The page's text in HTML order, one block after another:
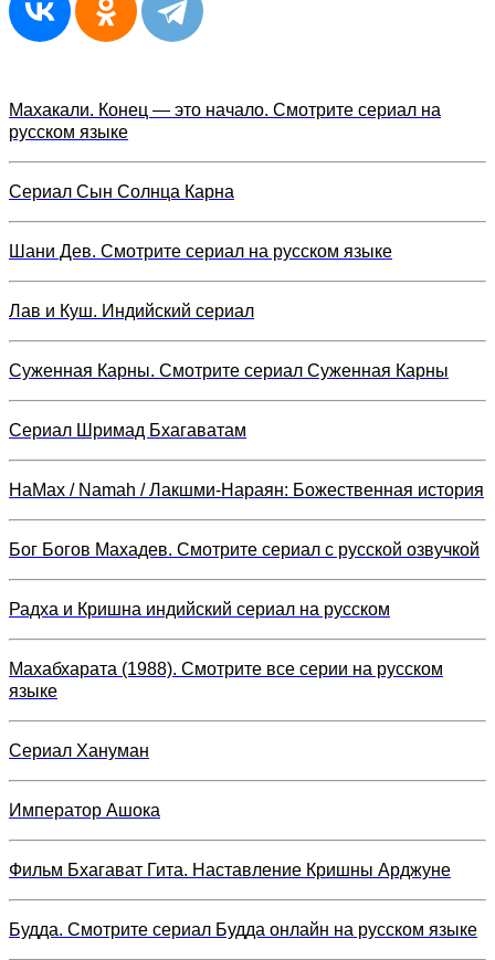
Махакали. Конец — это начало. Смотрите сериал на
русском языке
Сериал Сын Солнца Карна
Шани Дев. Смотрите сериал на русском языке
Лав и Куш. Индийский сериал
Суженная Карны. Смотрите сериал Суженная Карны
Сериал Шримад Бхагаватам
НаМах / Namah / Лакшми-Нараян: Божественная история
Бог Богов Махадев. Смотрите сериал с русской озвучкой
Радха и Кришна индийский сериал на русском
Махабхарата (1988). Смотрите все серии на русском
языке
Сериал Хануман
Император Ашока
Фильм Бхагават Гита. Наставление Кришны Арджуне
Будда. Смотрите сериал Будда онлайн на русском языке